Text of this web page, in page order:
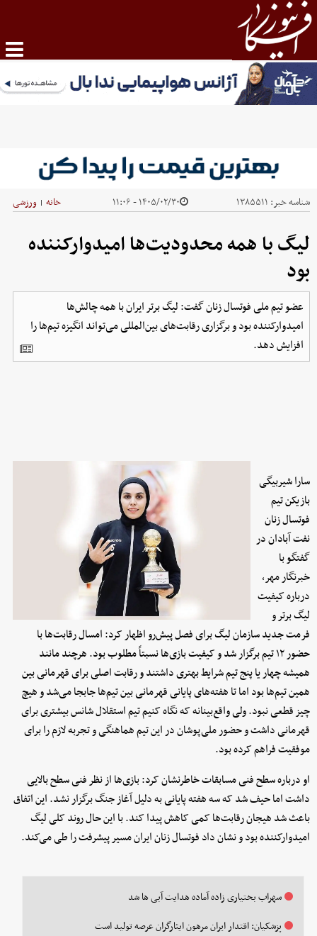
شناسه خبر: ۱۳۸۵۵۱۱ ۱۴۰۵/۰۲/۳۰ - ۱۱:۰۶ خانه | ورزشی
لیگ با همه محدودیت‌ها امیدوارکننده
بود
عضو تیم ملی فوتسال زنان گفت: لیگ برتر ایران با همه چالش‌ها
امیدوارکننده بود و برگزاری رقابت‌های بین‌المللی می‌تواند انگیزه تیم‌ها را
افزایش دهد.
سارا شیربیگی
بازیکن تیم
فوتسال زنان
نفت آبادان در
گفتگو با
خبرنگار مهر،
درباره کیفیت
لیگ برتر و
فرمت جدید سازمان لیگ برای فصل پیش‌رو اظهار کرد: امسال رقابت‌ها با
حضور ۱۲ تیم برگزار شد و کیفیت بازی‌ها نسبتاً مطلوب بود. هرچند مانند
همیشه چهار یا پنج تیم شرایط بهتری داشتند و رقابت اصلی برای قهرمانی بین
همین تیم‌ها بود اما تا هفته‌های پایانی قهرمانی بین تیم‌ها جابجا می‌شد و هیچ
چیز قطعی نبود. ولی واقع‌بینانه که نگاه کنیم تیم استقلال شانس بیشتری برای
قهرمانی داشت و حضور ملی‌پوشان در این تیم هماهنگی و تجربه لازم را برای
موفقیت فراهم کرده بود.
او درباره سطح فنی مسابقات خاطرنشان کرد: بازی‌ها از نظر فنی سطح بالایی
داشت اما حیف شد که سه هفته پایانی به دلیل آغاز جنگ برگزار نشد. این اتفاق
باعث شد هیجان رقابت‌ها کمی کاهش پیدا کند. با این حال روند کلی لیگ
امیدوارکننده بود و نشان داد فوتسال زنان ایران مسیر پیشرفت را طی می‌کند.
سهراب بختیاری زاده آماده هدایت آبی ها شد
پزشکیان: اقتدار ایران مرهون ایثارگران عرصه تولید است